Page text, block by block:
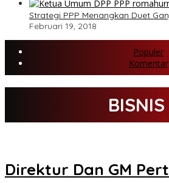
Strategi PPP Menangkan Duet
Februari 19, 2018
Populer
Komentar
BISNIS
Direktur Dan GM